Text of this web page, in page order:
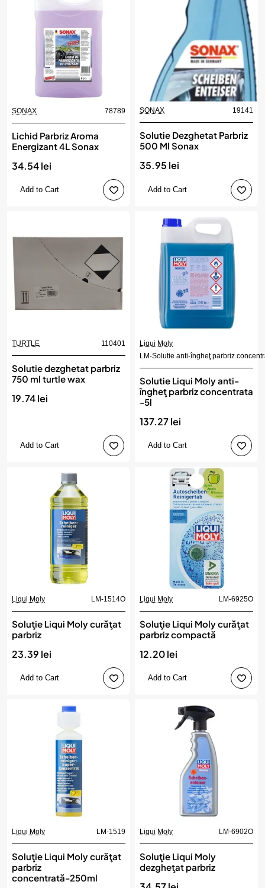
SONAX 78789
Lichid Parbriz Aroma
Energizant 4L Sonax
34.54 lei
Add to Cart
SONAX 19141
Solutie Dezghetat Parbriz
500 Ml Sonax
35.95 lei
Add to Cart
TURTLE 110401
Solutie dezghetat parbriz
750 ml turtle wax
19.74 lei
Add to Cart
Liqui Moly
LM-Solutie anti-îngheţ parbriz
Solutie Liqui Moly anti-
îngheţ parbriz concentrata
-5l
137.27 lei
Add to Cart
Liqui Moly LM-1514O
Soluţie Liqui Moly curăţat
parbriz
23.39 lei
Add to Cart
Liqui Moly LM-6925O
Soluţie Liqui Moly curăţat
parbriz compactă
12.20 lei
Add to Cart
Liqui Moly LM-1519
Soluţie Liqui Moly curăţat
parbriz
concentrată-250ml
Liqui Moly LM-6902O
Soluţie Liqui Moly
dezgheţat parbriz